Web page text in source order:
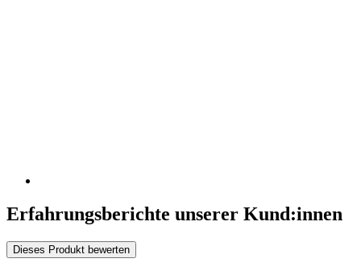
Erfahrungsberichte unserer Kund:innen
Dieses Produkt bewerten